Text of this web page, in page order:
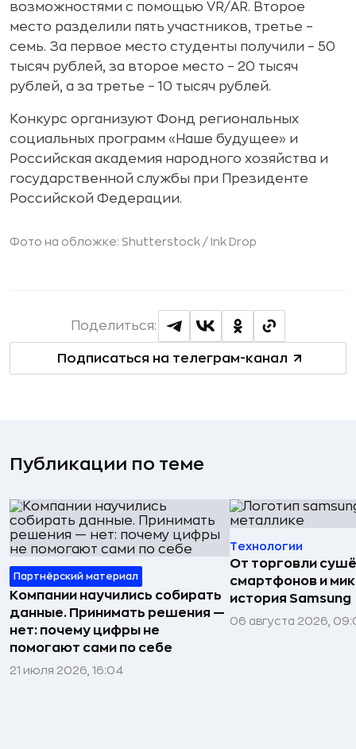
возможностями с помощью VR/AR. Второе
место разделили пять участников, третье –
семь. За первое место студенты получили – 50
тысяч рублей, за второе место – 20 тысяч
рублей, а за третье – 10 тысяч рублей.
Конкурс организуют Фонд региональных
социальных программ «Наше будущее» и
Российская академия народного хозяйства и
государственной службы при Президенте
Российской Федерации.
Фото на обложке: Shutterstock / Ink Drop
Подписаться на телеграм-канал
Поделиться:
Публикации по теме
Партнёрский материал
Компании научились собирать
данные. Принимать решения —
нет: почему цифры не
помогают сами по себе
21 июля 2026, 16:04
Технологии
От торговли
смартфонов и
история Samsung
06 августа 2026,